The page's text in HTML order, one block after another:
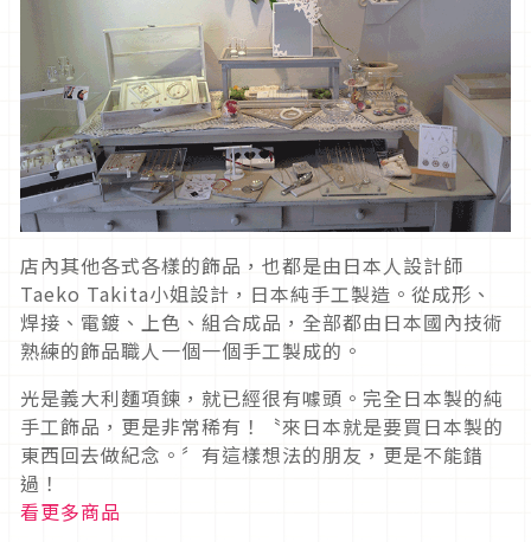
店內其他各式各樣的飾品，也都是由日本人設計師
Taeko Takita小姐設計，日本純手工製造。從成形、
焊接、電鍍、上色、組合成品，全部都由日本國內技術
熟練的飾品職人一個一個手工製成的。
光是義大利麵項鍊，就已經很有噱頭。完全日本製的純
手工飾品，更是非常稀有！〝來日本就是要買日本製的
東西回去做紀念。〞有這樣想法的朋友，更是不能錯
過！
看更多商品